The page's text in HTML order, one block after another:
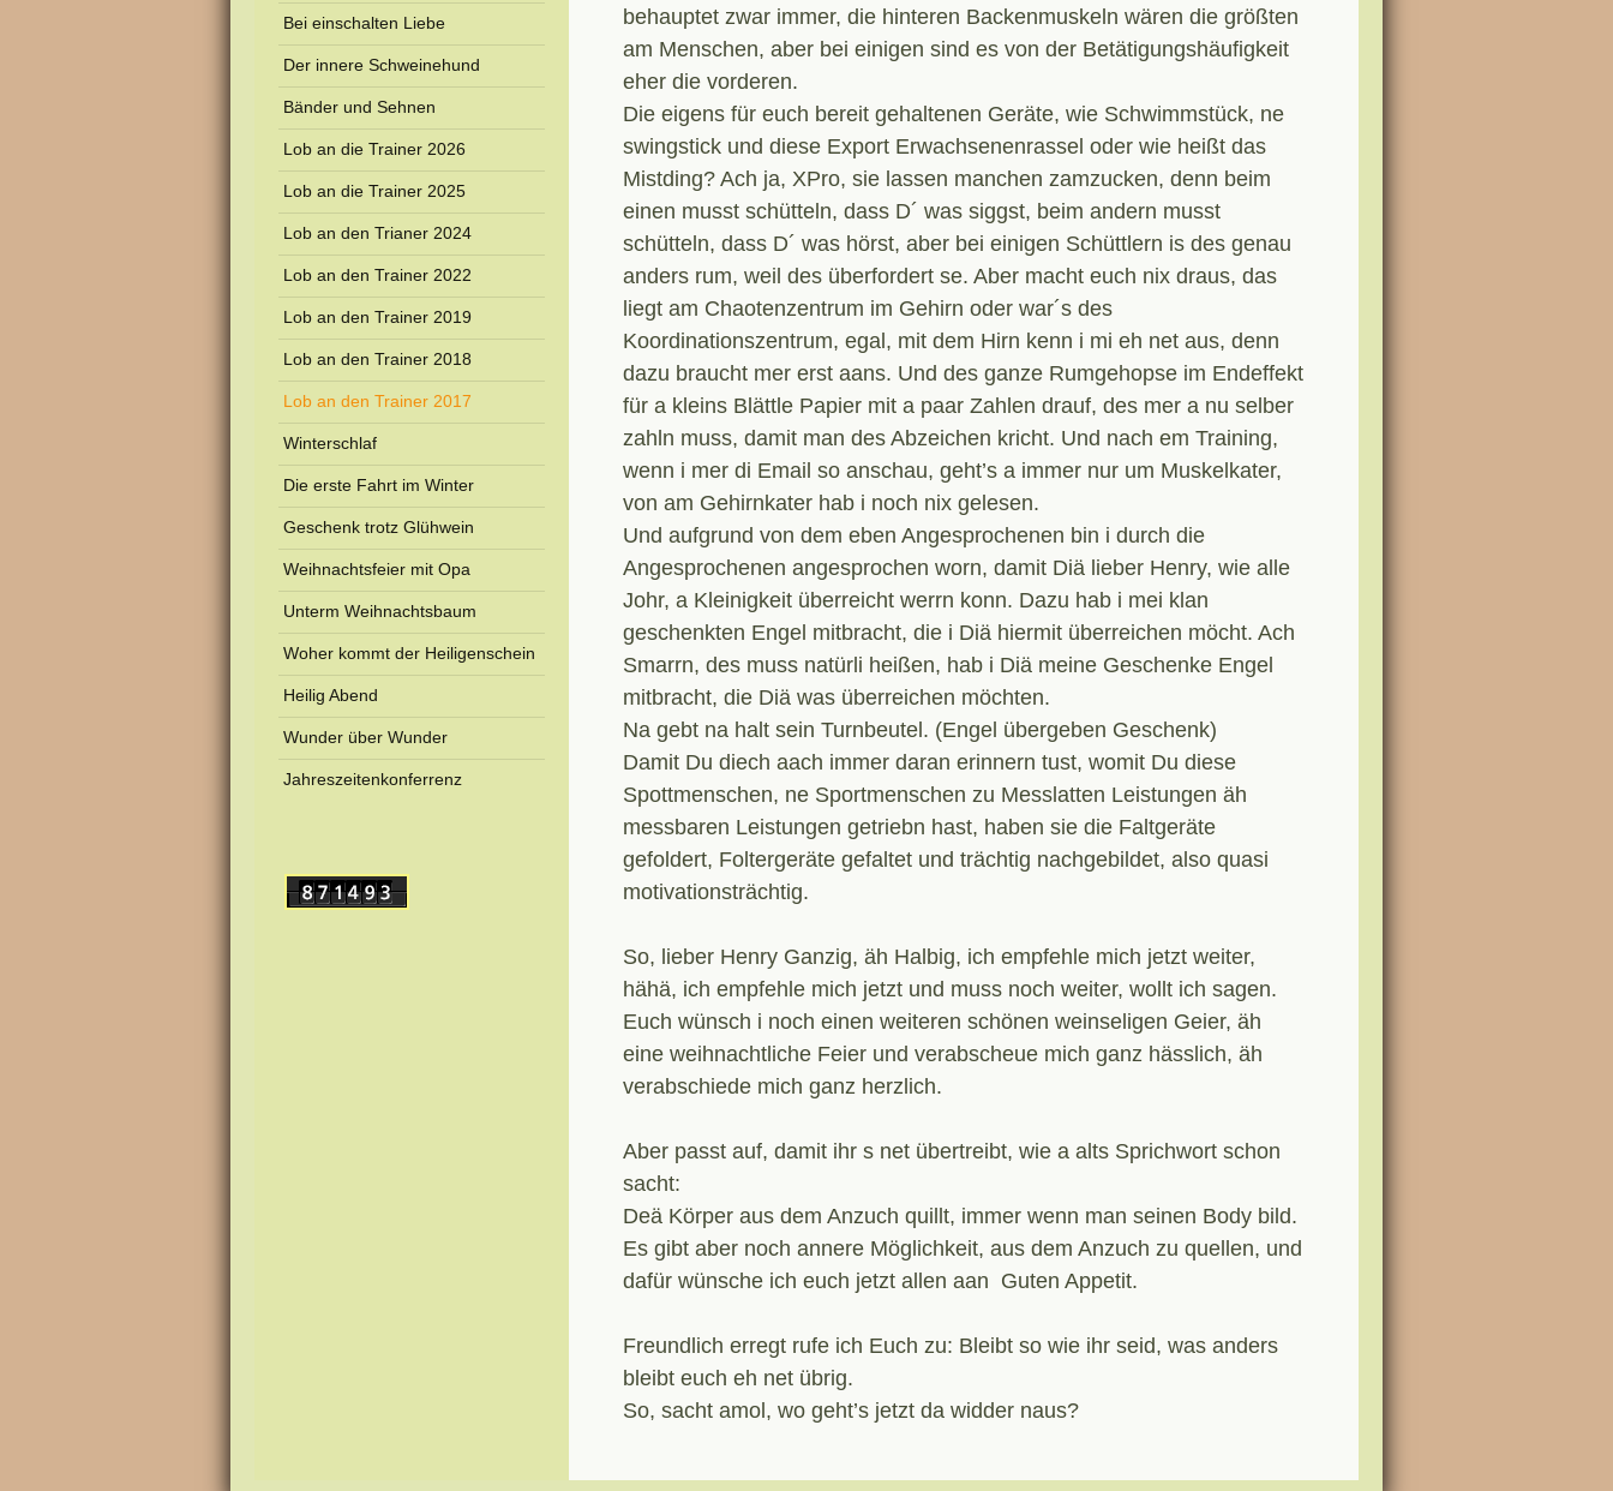
behauptet zwar immer, die hinteren Backenmuskeln wären die größten
am Menschen, aber bei einigen sind es von der Betätigungshäufigkeit
eher die vorderen.
Die eigens für euch bereit gehaltenen Geräte, wie Schwimmstück, ne
swingstick und diese Export Erwachsenenrassel oder wie heißt das
Mistding? Ach ja, XPro, sie lassen manchen zamzucken, denn beim
einen musst schütteln, dass D´ was siggst, beim andern musst
schütteln, dass D´ was hörst, aber bei einigen Schüttlern is des genau
anders rum, weil des überfordert se. Aber macht euch nix draus, das
liegt am Chaotenzentrum im Gehirn oder war´s des
Koordinationszentrum, egal, mit dem Hirn kenn i mi eh net aus, denn
dazu braucht mer erst aans. Und des ganze Rumgehopse im Endeffekt
für a kleins Blättle Papier mit a paar Zahlen drauf, des mer a nu selber
zahln muss, damit man des Abzeichen kricht. Und nach em Training,
wenn i mer di Email so anschau, geht’s a immer nur um Muskelkater,
von am Gehirnkater hab i noch nix gelesen.
Und aufgrund von dem eben Angesprochenen bin i durch die
Angesprochenen angesprochen worn, damit Diä lieber Henry, wie alle
Johr, a Kleinigkeit überreicht werrn konn. Dazu hab i mei klan
geschenkten Engel mitbracht, die i Diä hiermit überreichen möcht. Ach
Smarrn, des muss natürli heißen, hab i Diä meine Geschenke Engel
mitbracht, die Diä was überreichen möchten.
Na gebt na halt sein Turnbeutel. (Engel übergeben Geschenk)
Damit Du diech aach immer daran erinnern tust, womit Du diese
Spottmenschen, ne Sportmenschen zu Messlatten Leistungen äh
messbaren Leistungen getriebn hast, haben sie die Faltgeräte
gefoldert, Foltergeräte gefaltet und trächtig nachgebildet, also quasi
motivationsträchtig.
So, lieber Henry Ganzig, äh Halbig, ich empfehle mich jetzt weiter,
hähä, ich empfehle mich jetzt und muss noch weiter, wollt ich sagen.
Euch wünsch i noch einen weiteren schönen weinseligen Geier, äh
eine weihnachtliche Feier und verabscheue mich ganz hässlich, äh
verabschiede mich ganz herzlich.
Aber passt auf, damit ihr s net übertreibt, wie a alts Sprichwort schon
sacht:
Deä Körper aus dem Anzuch quillt, immer wenn man seinen Body bild.
Es gibt aber noch annere Möglichkeit, aus dem Anzuch zu quellen, und
dafür wünsche ich euch jetzt allen aan Guten Appetit.
Freundlich erregt rufe ich Euch zu: Bleibt so wie ihr seid, was anders
bleibt euch eh net übrig.
So, sacht amol, wo geht’s jetzt da widder naus?
Bei einschalten Liebe
Der innere Schweinehund
Bänder und Sehnen
Lob an die Trainer 2026
Lob an die Trainer 2025
Lob an den Trianer 2024
Lob an den Trainer 2022
Lob an den Trainer 2019
Lob an den Trainer 2018
Lob an den Trainer 2017
Winterschlaf
Die erste Fahrt im Winter
Geschenk trotz Glühwein
Weihnachtsfeier mit Opa
Unterm Weihnachtsbaum
Woher kommt der Heiligenschein
Heilig Abend
Wunder über Wunder
Jahreszeitenkonferrenz